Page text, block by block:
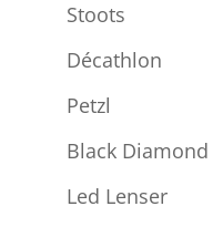
Stoots
Décathlon
Petzl
Black Diamond
Led Lenser